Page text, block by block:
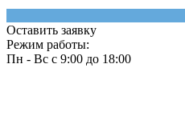
Оставить заявку
Режим работы:
Пн - Вс с 9:00 до 18:00